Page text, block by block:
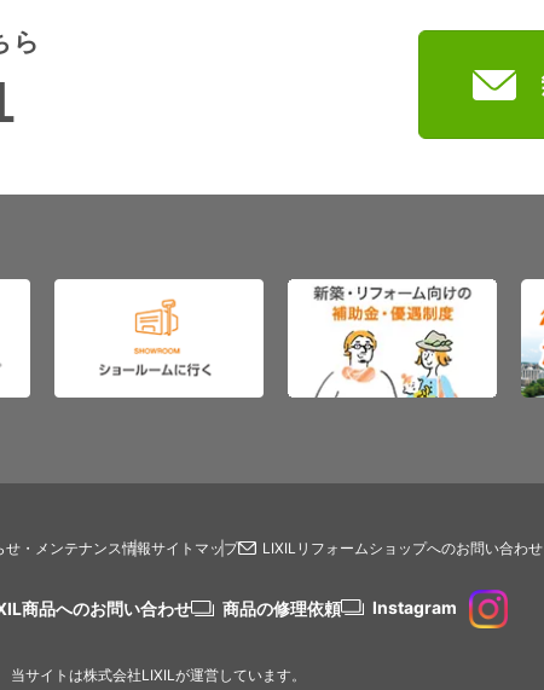
ら
せ・メンテナンス情報サイトマップ LIXILリフォームショップへのお問い合わせ
商品へのお問い合わせ 商品の修理依頼 Instagram
当サイトは株式会社LIXILが運営しています。